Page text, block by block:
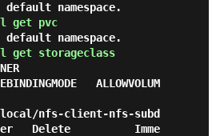
namespace.
get pvc
namespace.
get storageclass
ALLOWVOLUM
nfs-client-nfs-subd
Delete          Imme